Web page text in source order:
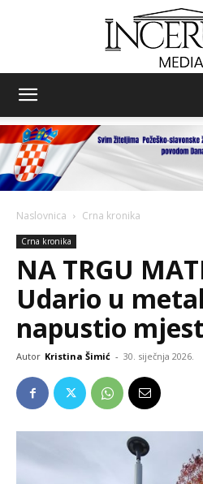
Naslovnica Crna kronika
Crna kronika
NA TRGU
Udario u
napustio
Autor Kristina Šimić - 30. siječnja 2026.